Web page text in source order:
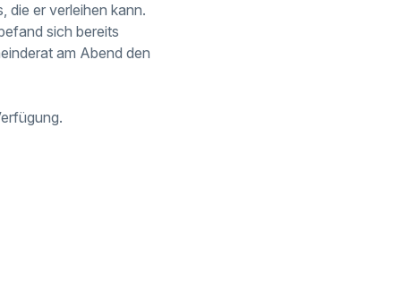
die er verleihen kann.
sich bereits
am Abend den